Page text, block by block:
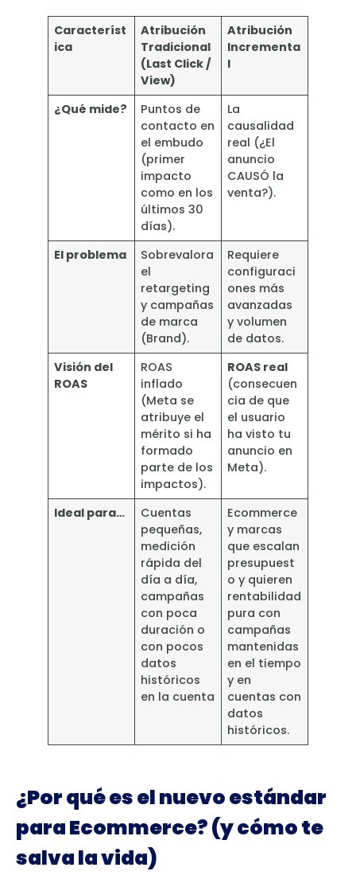
Característ
ica
Atribución
Tradicional
(Last Click /
View)
Atribución
Incrementa
l
¿Qué mide?
Puntos de
contacto en
el embudo
(primer
impacto
como en los
últimos 30
días).
La
causalidad
real (¿El
anuncio
CAUSÓ la
venta?).
El problema
Sobrevalora
el
retargeting
y campañas
de marca
(Brand).
Requiere
configuraci
ones más
avanzadas
y volumen
de datos.
Visión del
ROAS
ROAS
inflado
(Meta se
atribuye el
mérito si ha
formado
parte de los
impactos).
ROAS real
(consecuen
cia de que
el usuario
ha visto tu
anuncio en
Meta).
Ideal para…
Cuentas
pequeñas,
medición
rápida del
día a día,
campañas
con poca
duración o
con pocos
datos
históricos
en la cuenta
Ecommerce
y marcas
que escalan
presupuest
o y quieren
rentabilidad
pura con
campañas
mantenidas
en el tiempo
y en
cuentas con
datos
históricos.
¿Por qué es el nuevo estándar
para Ecommerce? (y cómo te
salva la vida)